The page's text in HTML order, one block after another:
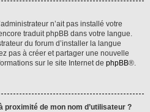
n’ait pas installé votre
traduit phpBB dans votre langue.
du forum d’installer la langue
pas à créer et partager une nouvelle
sur le site Internet de phpBB®.
de mon nom d’utilisateur ?